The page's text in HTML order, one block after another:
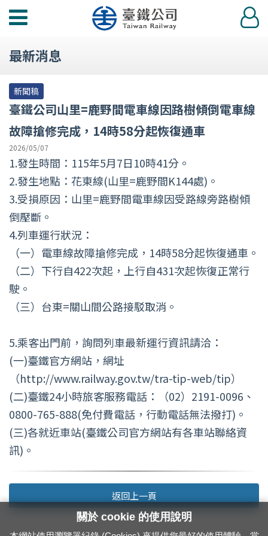
功
選
登
入
最新消息
新聞稿
臺鐵公司山里=鹿野間電車線因路樹傾倒電車線
故障搶修完成，14時58分起恢復通車
2026/05/07
1.發生時間：115年5月7日10時41分。
2.發生地點：花東線(山里=鹿野間K144處)。
3.受損原因：山里=鹿野間電車線因受路線旁路樹傾
倒壓斷。
4.列車運行狀況：
（一）電車線故障搶修完成，14時58分起恢復通車。
（二）下行自422次起，上行自431次起恢復正常行
駛。
（三）台東=關山間公路接駁取消。
5.乘客出門前，詢問列車最新運行資訊請洽：
(一)臺鐵官方網站，網址
（http://www.railway.gov.tw/tra-tip-web/tip）
(二)臺鐵24小時旅客服務電話：（02）2191-0096、
0800-765-888(免付費電話，行動電話無法撥打)。
(三)各就近車站(臺鐵公司官方網站有各車站聯絡資
訊)。
返回上一頁
關於 cookie 的使用說明